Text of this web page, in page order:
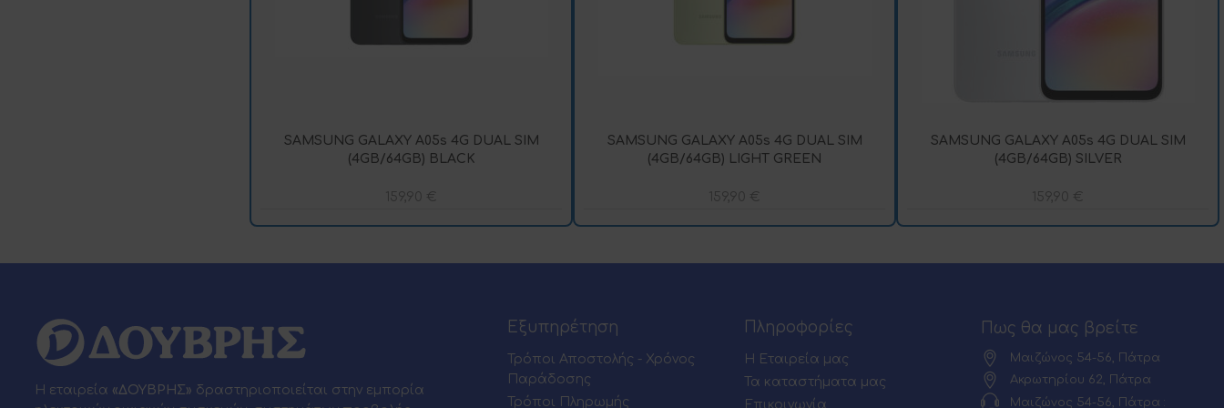
SAMSUNG GALAXY A05s 4G DUAL SIM
(4GB/64GB) BLACK
159,90 €
SAMSUNG GALAXY A05s 4G DUAL SIM
(4GB/64GB) LIGHT GREEN
159,90 €
SAMSUNG GALAXY A05s 4G DUAL SIM
(4GB/64GB) SILVER
159,90 €
Η εταιρεία «ΔΟΥΒΡΗΣ» δραστηριοποιείται στην εμπορία
Εξυπηρέτηση
Τρόποι Αποστολής - Χρόνος
Παράδοσης
Τρόποι Πληρωμής
Πληροφορίες
Η Εταιρεία μας
Τα καταστήματα μας
Επικοινωνία
Πως θα μας βρείτε
Μαιζώνος 54-56, Πάτρα
Ακρωτηρίου 62, Πάτρα
Μαιζώνος 54-56, Πάτρα :